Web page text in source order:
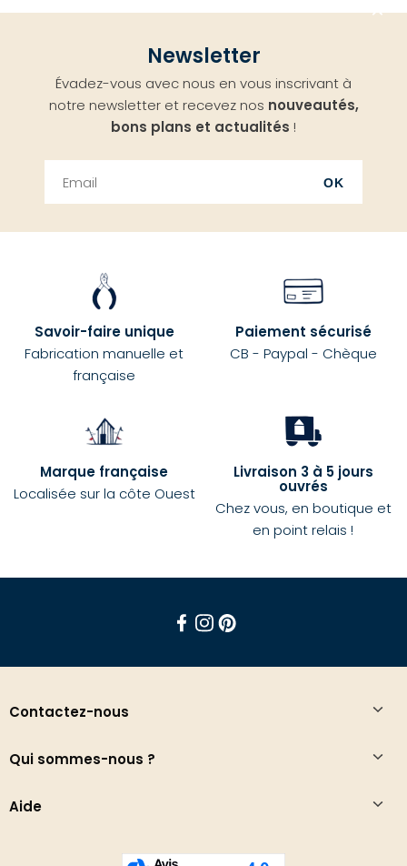
Newsletter
Évadez-vous avec nous en vous inscrivant à
notre newsletter et recevez nos nouveautés,
bons plans et actualités !
OK
Savoir-faire unique
Fabrication manuelle et
française
Paiement sécurisé
CB - Paypal - Chèque
Marque française
Localisée sur la côte Ouest
Livraison 3 à 5 jours
ouvrés
Chez vous, en boutique et
en point relais !
Contactez-nous
Qui sommes-nous ?
Aide